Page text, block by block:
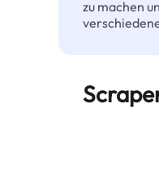
zu machen